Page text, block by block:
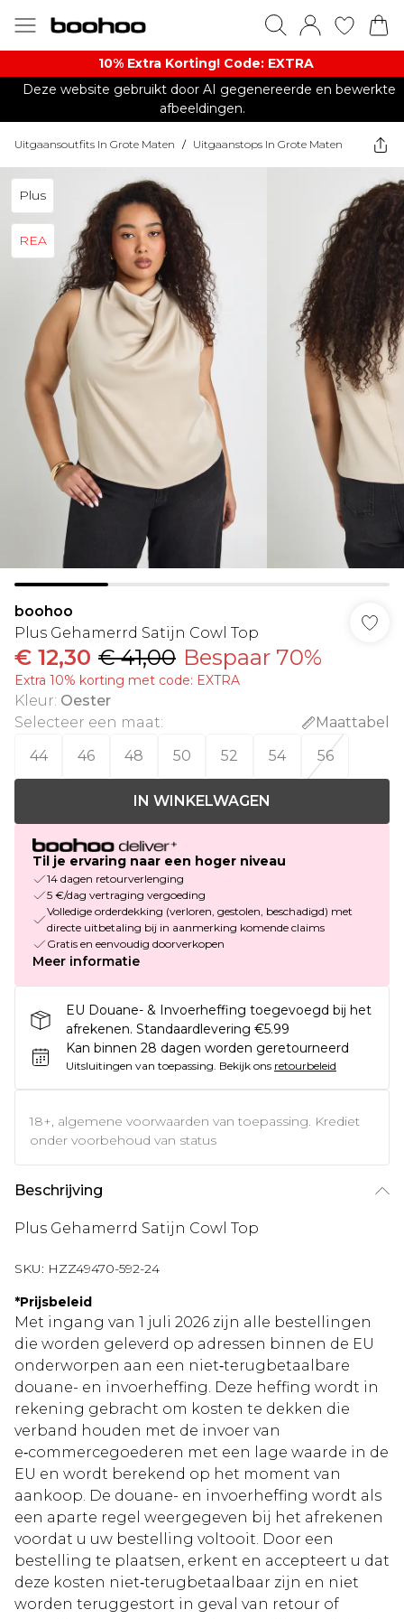
10% Extra Korting! Code: EXTRA​
Deze website gebruikt door AI gegenereerde en bewerkte
afbeeldingen.
Uitgaansoutfits In Grote Maten / Uitgaanstops In Grote Maten
Plus
REA
boohoo
Plus Gehamerrd Satijn Cowl Top
€ 12,30 € 41,00 Bespaar 70%
Extra 10% korting met code: EXTRA
Kleur: Oester
Selecteer een maat:
Maattabel
44
46 48 50 52 54 56
IN WINKELWAGEN
Til je ervaring naar een hoger niveau
14 dagen retourverlenging
5 €/dag vertraging vergoeding
Volledige orderdekking (verloren, gestolen, beschadigd) met
directe uitbetaling bij in aanmerking komende claims
Gratis en eenvoudig doorverkopen
Meer informatie
EU Douane- & Invoerheffing toegevoegd bij het
afrekenen. Standaardlevering €5.99
Kan binnen 28 dagen worden geretourneerd
Uitsluitingen van toepassing. Bekijk ons retourbeleid
18+, algemene voorwaarden van toepassing. Krediet
onder voorbehoud van status
Beschrijving
Plus Gehamerrd Satijn Cowl Top
SKU: HZZ49470-592-24
*Prijsbeleid
Met ingang van 1 juli 2026 zijn alle bestellingen
die worden geleverd op adressen binnen de EU
onderworpen aan een niet‑terugbetaalbare
douane- en invoerheffing. Deze heffing wordt in
rekening gebracht om kosten te dekken die
verband houden met de invoer van
e‑commercegoederen met een lage waarde in de
EU en wordt berekend op het moment van
aankoop. De douane- en invoerheffing wordt als
een aparte regel weergegeven bij het afrekenen
voordat u uw bestelling voltooit. Door een
bestelling te plaatsen, erkent en accepteert u dat
deze kosten niet‑terugbetaalbaar zijn en niet
worden teruggestort in geval van retour of